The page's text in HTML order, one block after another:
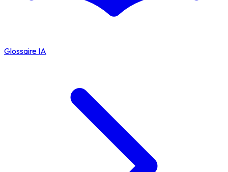
Glossaire IA